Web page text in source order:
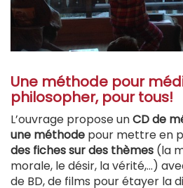
Une méthode pour
philosopher, pour tous!
L’ouvrage propose unCD de
une méthode pour mettre en
des fiches sur des thèmes (la
morale, le désir, la vérité,…)
de BD, de films pour étayer la